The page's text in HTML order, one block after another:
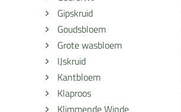
Gipskruid
Goudsbloem
Grote wasbloem
IJskruid
Kantbloem
Klaproos
Klimmende Winde